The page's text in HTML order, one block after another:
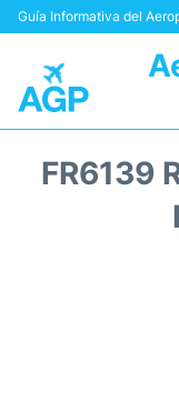
Guía Informativa del
FR6139